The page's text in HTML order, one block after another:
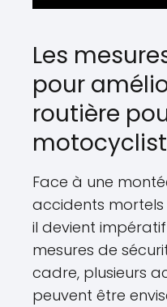
Les
pour
routière
Face à une
accidents
il devient
mesures de
cadre, plusieurs
peuvent être